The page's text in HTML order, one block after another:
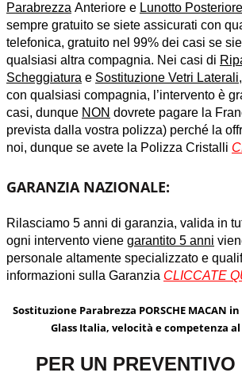
Parabrezza Anteriore e Lunotto Posteriore
sempre gratuito se siete assicurati con
telefonica, gratuito nel 99% dei casi se
qualsiasi altra compagnia. Nei casi di
Scheggiatura e Sostituzione Vetri Laterali
con qualsiasi compagnia, l’intervento è
casi, dunque NON dovrete pagare la
prevista dalla vostra polizza) perché la
noi, dunque se avete la Polizza Cristalli
GARANZIA NAZIONALE:
Rilasciamo 5 anni di garanzia, valida in
ogni intervento viene garantito 5 anni
personale altamente specializzato e
informazioni sulla Garanzia CLICCATE
Sostituzione Parabrezza PORSCHE MACAN
Glass Italia, velocità e competenza
PER UN PREVENTIVO